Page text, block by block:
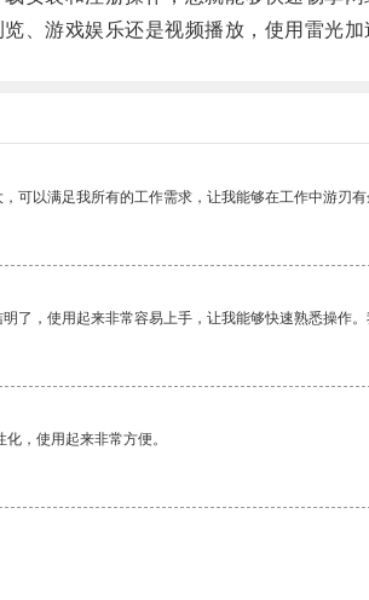
游戏娱乐还是视频播放，使用雷光加
可以满足我所有的工作需求，让我能够在工作中游刃有
了，使用起来非常容易上手，让我能够快速熟悉操作
，使用起来非常方便。